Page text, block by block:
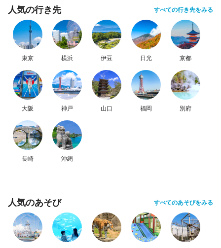
人気の行き先 すべての行き先をみる
東京 横浜 伊豆 日光 京都
大阪 神戸 山口 福岡 別府
長崎 沖縄
人気のあそび すべてのあそびをみる